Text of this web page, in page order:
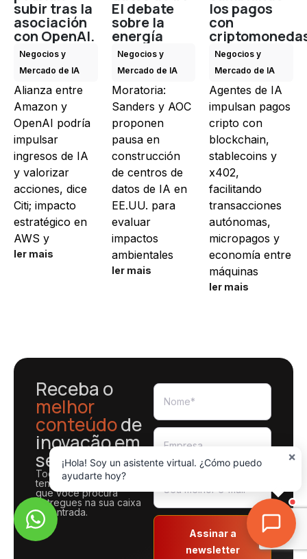
subir tras la
asociación
con OpenAI.
Negocios y
Mercado de IA
Alianza entre
Amazon y
OpenAI podría
impulsar
ingresos de IA
y valorizar
acciones, dice
Citi; impacto
estratégico en
AWS y
ler mais
El debate
sobre la
energía
Negocios y
Mercado de IA
Moratoria:
Sanders y AOC
proponen
pausa en
construcción
de centros de
datos de IA en
EE.UU. para
evaluar
impactos
ambientales
ler mais
los pagos
con
Negocios y
Mercado de IA
Agentes de IA
impulsan pagos
cripto con
blockchain,
stablecoins y
x402,
facilitando
transacciones
autónomas,
micropagos y
economía entre
máquinas
ler mais
Receba o
melhor
conteúdode
inovação em
seu e-mail
Todas as notícias, dicas,
tendências e recursos
que você procura
entregues na sua caixa
de entrada.
Assinar a
newsletter
×
¡Hola! Soy un asistente virtual. ¿Cómo puedo
ayudarte hoy?